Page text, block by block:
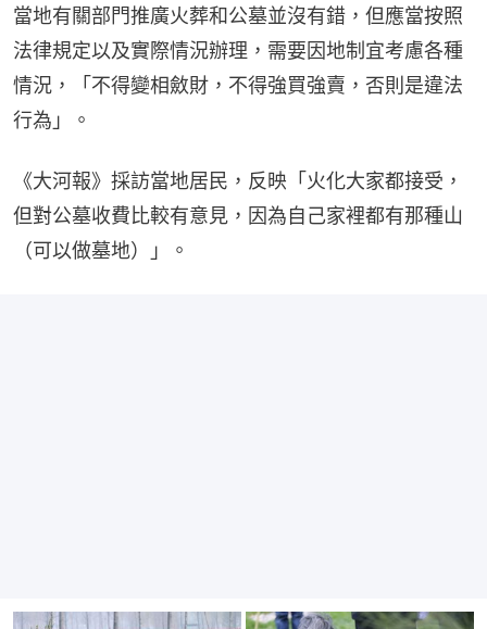
當地有關部門推廣火葬和公墓並沒有錯，但應當按照
法律規定以及實際情況辦理，需要因地制宜考慮各種
情況，「不得變相斂財，不得強買強賣，否則是違法
行為」。
《大河報》採訪當地居民，反映「火化大家都接受，
但對公墓收費比較有意見，因為自己家裡都有那種山
（可以做墓地）」。